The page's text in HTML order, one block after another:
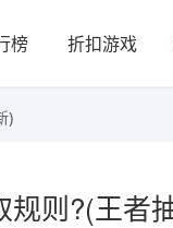
榜 折扣游戏
)
规则?(王者